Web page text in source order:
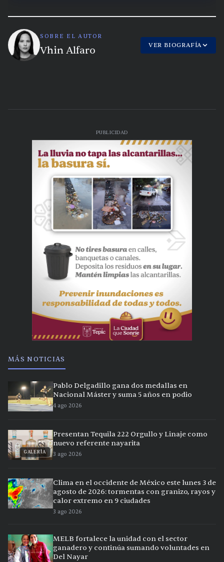
SOBRE EL AUTOR
Vhin Alfaro VER BIOGRAFÍA
PUBLICIDAD
MÁS NOTICIAS
Pablo Delgadillo gana dos medallas en
Nacional Máster y suma 5 años en podio
4 ago 2026
GALERÍA
Presentan Tequila 222 Orgullo y Linaje como
nuevo referente nayarita
3 ago 2026
Clima en el occidente de México este lunes 3 de
agosto de 2026: tormentas con granizo, rayos y
calor extremo en 9 ciudades
3 ago 2026
MELB fortalece la unidad con el sector
ganadero y continúa sumando voluntades en
Del Nayar